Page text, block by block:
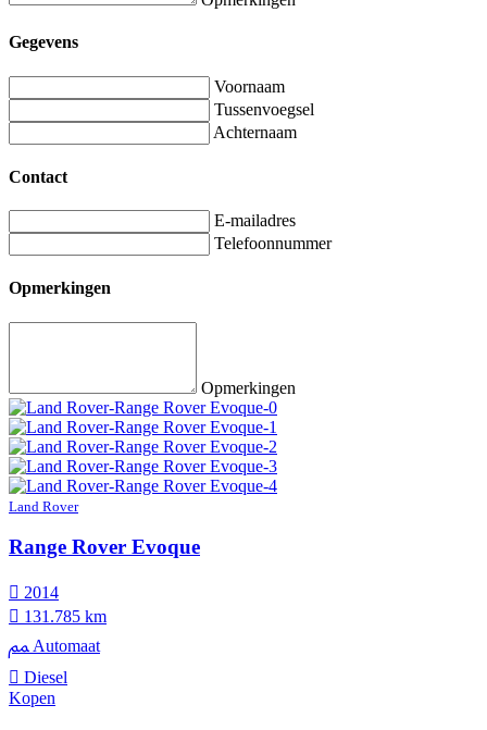
Gegevens
Voornaam
Tussenvoegsel
Achternaam
Contact
E-mailadres
Telefoonnummer
Opmerkingen
Opmerkingen
Land Rover
Range Rover Evoque
2014
131.785 km
Automaat
Diesel
Kopen